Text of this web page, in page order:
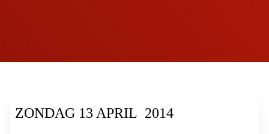
ZONDAG 13 APRIL 2014